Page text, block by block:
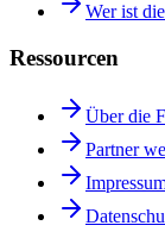
Wer ist
Ressourcen
Über die
Partner